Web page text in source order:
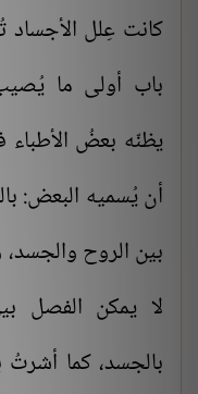
كانت عِلل الأجساد
باب أولى ما
يظنّه بعضُ
أن يُسميه البعض:
بين الروح
لا يمكن الفصل
بالجسد، كما أشرتُ